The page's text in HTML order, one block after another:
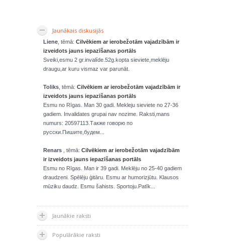
Jaunākais diskusijās
Liene , tēmā: Cilvēkiem ar ierobežotām vajadzībām ir
izveidots jauns iepazīšanas portāls
Sveiki,esmu 2 gr.invalíde.52g.kopta sieviete,meklēju
draugu,ar kuru vismaz var parunāt.
Toliks , tēmā: Cilvēkiem ar ierobežotām vajadzībām ir
izveidots jauns iepazīšanas portāls
Esmu no Rīgas. Man 30 gadi. Mekleju sieviete no 27-36
gadiem. Invalidates grupai nav nozime. Raksti,mans
numurs: 20597113.Также говорю по
русски.Пишите,будем...
Renars , tēmā: Cilvēkiem ar ierobežotām vajadzībām
ir izveidots jauns iepazīšanas portāls
Esmu no Rīgas. Man ir 39 gadi. Meklēju no 25-40 gadiem
draudzeni. Spēlēju ģitāru. Esmu ar humorizjūtu. Klausos
mūziku daudz. Esmu šahists. Sportoju.Patīk...
Jaunākie raksti
Populārākie raksti